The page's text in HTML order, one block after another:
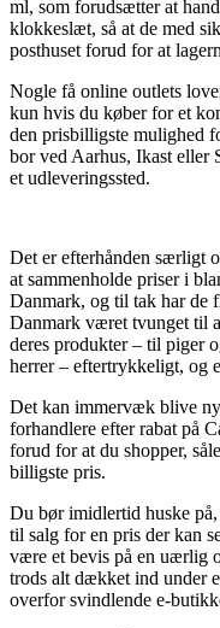
ml, som forudsætter at
klokkeslæt, så at de med
posthuset forud for at
Nogle få online outlets
kun hvis du køber for et
den prisbilligste mulighed
bor ved Aarhus, Ikast eller
et udleveringssted.
Det er efterhånden særligt
at sammenholde priser i
Danmark, og til tak har de
Danmark været tvunget til
deres produkter – til piger
herrer – eftertrykkeligt, og
Det kan immervæk blive
forhandlere efter rabat på
forud for at du shopper,
billigste pris.
Du bør imidlertid huske
til salg for en pris der kan
være et bevis på en uærlig
trods alt dækket ind under
overfor svindlende e-